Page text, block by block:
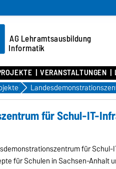
AG Lehramtsausbildung
Informatik
VERANSTALTUNGEN
für Schul-IT-
für Schul-
für Schulen in Sachsen-Anhalt